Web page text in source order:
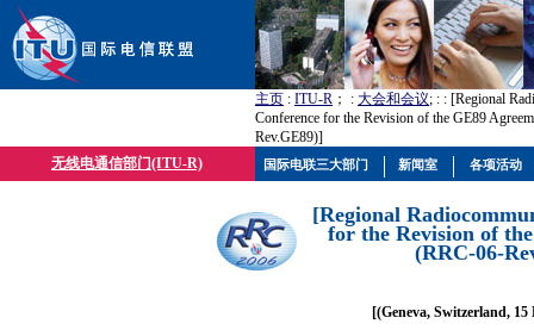
主页 : ITU-R ； : 大会和会议; : : [Regional
Conference for the Revision of the GE89
Rev.GE89)]
无线电通信部门(ITU-R)
[Regional
for the Revision of
(RRC-06-
[(Geneva, Switzerland, 15
国际电联三大部门 新闻室 各项活动